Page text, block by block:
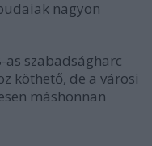
nagyon
szabadságharc
köthető, de a városi
máshonnan